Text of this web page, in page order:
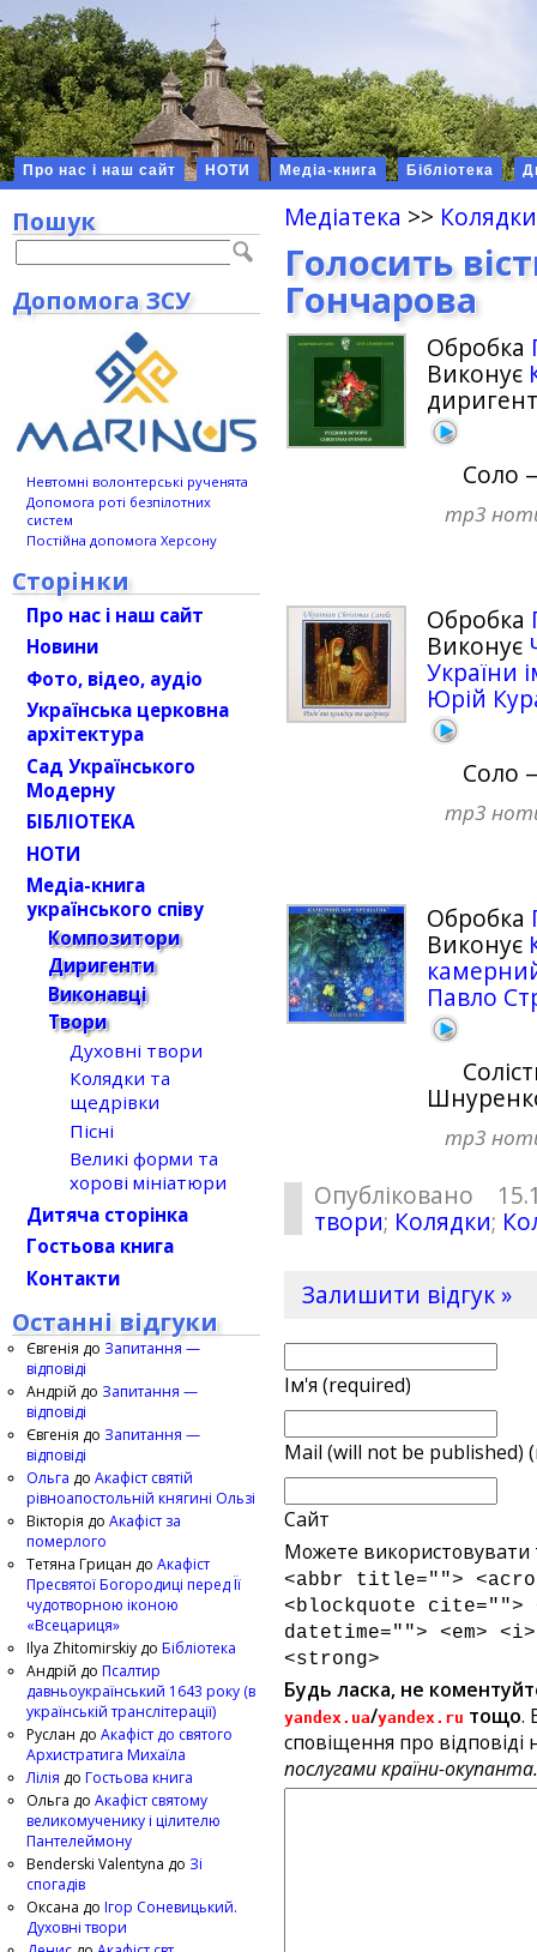
Про нас і наш сайт НОТИ Медіа-книга Бібліотека
Медіатека >>
Голосить
Гончарова
Обробка
Виконує
Соло
mp3
Обробка
Виконує
України
Юрій
Соло
mp3
Обробка
Виконує
Павло
mp3
Опубліковано
твори; Колядки;
Залишити відгук »
Ім'я (required)
Mail (will not be published)
Сайт
Можете використовувати
<abbr title="">
<blockquote cite="">
datetime=""> <em>
<strong>
Будь ласка, не
yandex.ua/yandex.ru тощо.
сповіщення про відповіді
послугами країни-
Пошук
Допомога ЗСУ
Невтомні волонтерські рученята
Допомога роті безпілотних
систем
Постійна допомога Херсону
Сторінки
Про нас і наш сайт
Новини
Фото, відео, аудіо
Українська церковна
архітектура
Сад Українського
Модерну
БІБЛІОТЕКА
НОТИ
Медіа-книга
українського співу
Композитори
Диригенти
Виконавці
Твори
Духовні твори
Колядки та
щедрівки
Пісні
Великі форми та
хорові мініатюри
Дитяча сторінка
Гостьова книга
Контакти
Останні відгуки
Євгенія до Запитання —
відповіді
Андрій до Запитання —
відповіді
Євгенія до Запитання —
відповіді
Ольга до Акафіст святій
рівноапостольній княгині Ользі
Вікторія до Акафіст за
померлого
Тетяна Грицан до Акафіст
Пресвятої Богородиці перед Її
чудотворною іконою
«Всецариця»
Ilya Zhitomirskiy до Бібліотека
Андрій до Псалтир
давньоукраїнський 1643 року (в
українській транслітерації)
Руслан до Акафіст до святого
Архистратига Михаїла
Лілія до Гостьова книга
Ольга до Акафіст святому
великомученику і цілителю
Пантелеймону
Benderski Valentyna до Зі
спогадів
Оксана до Ігор Соневицький.
Духовні твори